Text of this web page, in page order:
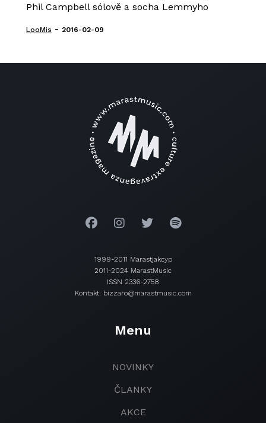
Phil Campbell sólově a socha Lemmyho
LooMis - 2016-02-09
1999-2011 Marastjakcyp
2011-2024 MarastMusic
ISSN 2336-2758
Kontakt: bizzaro@marastmusic.com
Menu
NOVINKY
ČLANKY
AKCE